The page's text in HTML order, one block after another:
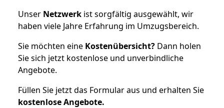
Unser Netzwerk ist sorgfältig ausgewählt, wir
haben viele Jahre Erfahrung im Umzugsbereich.
Sie möchten eine Kostenübersicht? Dann holen
Sie sich jetzt kostenlose und unverbindliche
Angebote.
Füllen Sie jetzt das Formular aus und erhalten Sie
kostenloseAngebote.